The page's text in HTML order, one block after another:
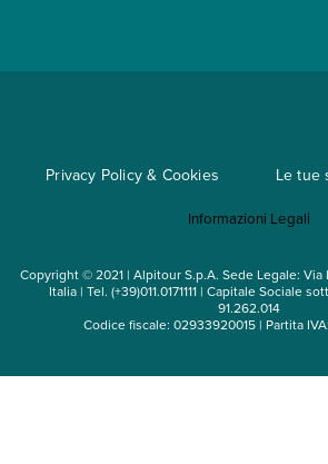
Mappa del sito
Privacy Policy & Cookies Le tue
Informazioni Legali
Copyright © 2021 | Alpitour S.p.A. Sede Legale: Via
Italia | Tel. (+39)011.0171111 | Capitale Sociale
91.262.014
Codice fiscale: 02933920015 | Partita